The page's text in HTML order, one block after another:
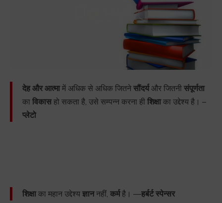
देह और आत्मामें अधिक से अधिक जितने सौंदर्यऔर जितनी संपूर्णता
का विकासहो सकता है, उसे सम्पन्न करना ही शिक्षाका उद्देश्य है। –
प्लेटो
शिक्षाका महान उद्देश्य ज्ञाननहीं, कर्महै। —हर्बर्ट स्पेन्सर